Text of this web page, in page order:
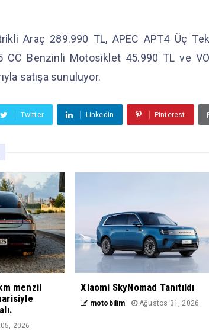
Araç 289.990 TL, APEC APT4 Üç
CC Benzinli Motosiklet 45.990 TL ve
satışa sunuluyor.
Twitter Linkedin Pinterest
menzil
2026
Xiaomi SkyNomad Tanıtıldı
motobilim Ağustos 31, 2026